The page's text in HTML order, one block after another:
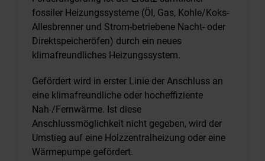
fossiler Heizungssysteme (Öl, Gas, Kohle/Koks-
Allesbrenner und Strom-betriebene Nacht- oder
Direktspeicheröfen) durch ein neues
klimafreundliches Heizungssystem.
Gefördert wird in erster Linie der Anschluss an
eine klimafreundliche oder hocheffiziente
Nah-/Fernwärme. Ist diese
Anschlussmöglichkeit nicht gegeben, wird der
Umstieg auf eine Holzzentralheizung oder eine
Wärmepumpe gefördert.